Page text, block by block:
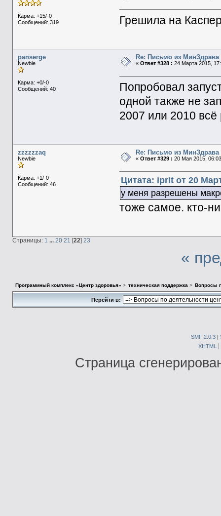
Карма: +15/-0
Сообщений: 319
Грешила на
panserge
Newbie
Карма: +0/-0
Сообщений: 40
Re: Письмо из МинЗдрава
« Ответ #328 : 24 Марта 2015,
Попробовал
одной также не
2007 или 2010
zzzzzzaq
Newbie
Карма: +1/-0
Сообщений: 46
Re: Письмо из МинЗдрава
« Ответ #329 : 20 Мая 2015,
Цитата: iprit от 20
у меня разрешены
тоже самое. кто-
Страницы: 1 ... 20 21 [22] 23
«
Программный комплекс «Центр здоровья» > техническая поддержка > Вопросы
Перейти в:
SMF 2.0.3|
XHTML
Страница